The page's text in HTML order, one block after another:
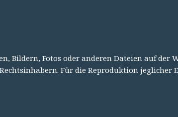
Bildern, Fotos oder anderen Dateien auf der
Für die Reproduktion